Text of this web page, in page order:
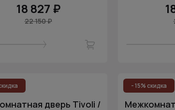
18 827 ₽
22 150 ₽
дверь Tivoli /
- 15% скидка